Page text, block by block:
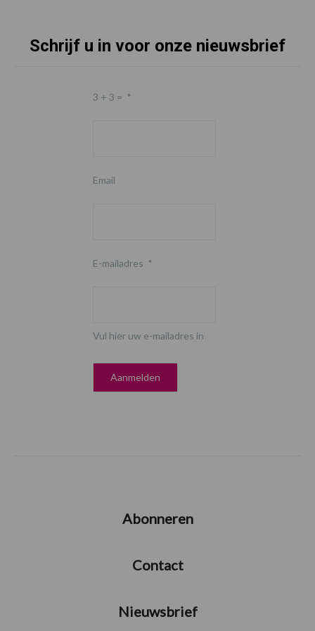
Schrijf u in voor onze nieuwsbrief
3 + 3 = *
Email
E-mailadres *
Vul hier uw e-mailadres in
Abonneren
Contact
Nieuwsbrief